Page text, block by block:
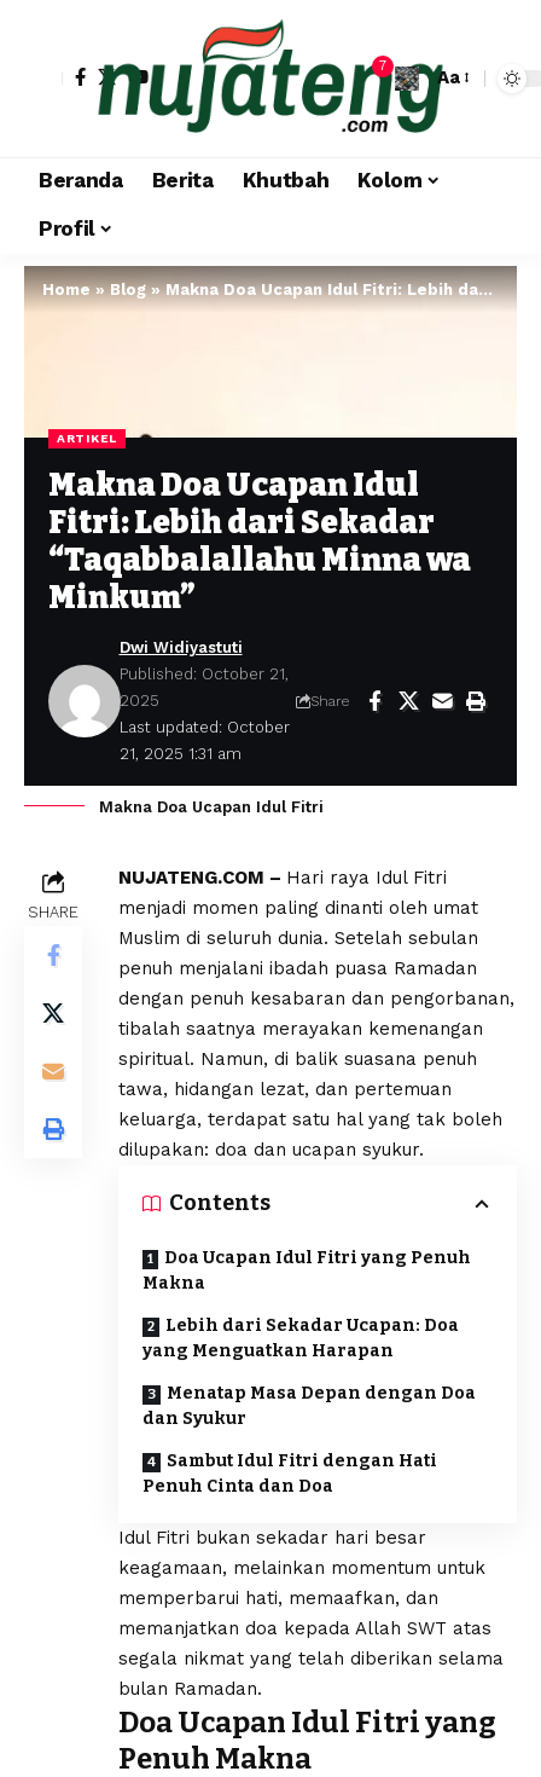
7
Aa
Beranda Berita Khutbah
Kolom
Profil
Home»Blog»Makna Doa Ucapan Idul Fitri: Lebih dari Sekadar “Taqabbalallahu Minna wa Minkum”
ARTIKEL
Makna Doa Ucapan Idul
Fitri: Lebih dari Sekadar
“Taqabbalallahu Minna wa
Minkum”
Last updated: October
21, 2025 1:31 am
Dwi Widiyastuti
Published: October 21,
2025
Share
Makna Doa Ucapan Idul Fitri
SHARE
NUJATENG.COM – Hari raya Idul Fitri
menjadi momen paling dinanti oleh umat
Muslim di seluruh dunia. Setelah sebulan
penuh menjalani ibadah puasa Ramadan
dengan penuh kesabaran dan pengorbanan,
tibalah saatnya merayakan kemenangan
spiritual. Namun, di balik suasana penuh
tawa, hidangan lezat, dan pertemuan
keluarga, terdapat satu hal yang tak boleh
dilupakan: doa dan ucapan syukur.
Contents
Doa Ucapan Idul Fitri yang Penuh
Makna
Lebih dari Sekadar Ucapan: Doa
yang Menguatkan Harapan
Menatap Masa Depan dengan Doa
dan Syukur
Sambut Idul Fitri dengan Hati
Penuh Cinta dan Doa
Idul Fitri bukan sekadar hari besar
keagamaan, melainkan momentum untuk
memperbarui hati, memaafkan, dan
memanjatkan doa kepada Allah SWT atas
segala nikmat yang telah diberikan selama
bulan Ramadan.
Doa Ucapan Idul Fitri yang
Penuh Makna